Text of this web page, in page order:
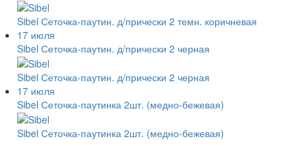
Sibel Сеточка-паутин. д/прически 2 темн. коричневая
17 июля
Sibel Сеточка-паутин. д/прически 2 черная
Sibel Сеточка-паутин. д/прически 2 черная
17 июля
Sibel Сеточка-паутинка 2шт. (медно-бежевая)
Sibel Сеточка-паутинка 2шт. (медно-бежевая)